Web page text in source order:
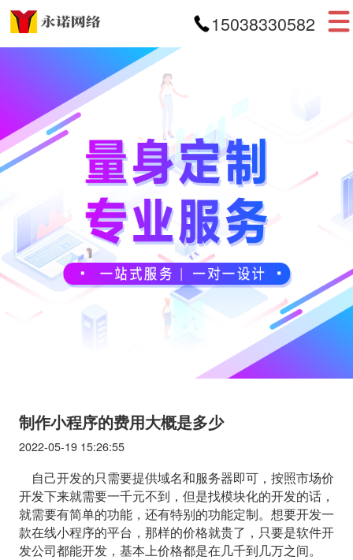
15038330582
首页
APP开发
小程序开发
案例展示
新闻资讯
关于我们
制作小程序的费用大概是多少
2022-05-19 15:26:55
自己开发的只需要提供域名和服务器即可，按照市场价
开发下来就需要一千元不到，但是找模块化的开发的话，
就需要有简单的功能，还有特别的功能定制。想要开发一
款在线小程序的平台，那样的价格就贵了，只要是软件开
发公司都能开发，基本上价格都是在几千到几万之间。